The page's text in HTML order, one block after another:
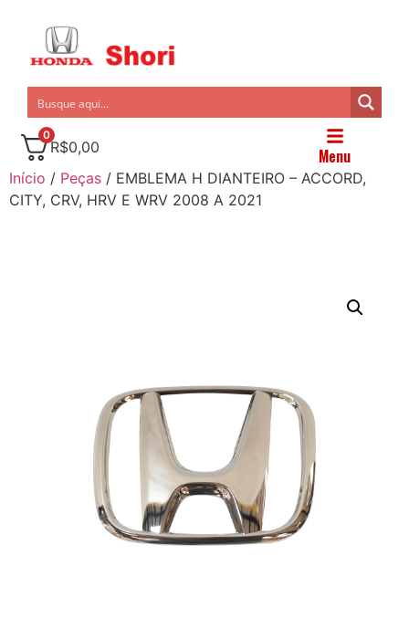
0
R$0,00 Menu
Início / Peças / EMBLEMA H DIANTEIRO – ACCORD,
CITY, CRV, HRV E WRV 2008 A 2021